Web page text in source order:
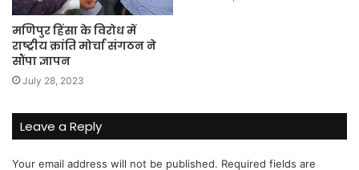
मणिपुर हिंसा के विरोध में
राष्ट्रीय क्रांति मोर्चा संगठन ने
सौंपा ज्ञापन
July 28, 2023
Leave a Reply
Your email address will not be published. Required fields are